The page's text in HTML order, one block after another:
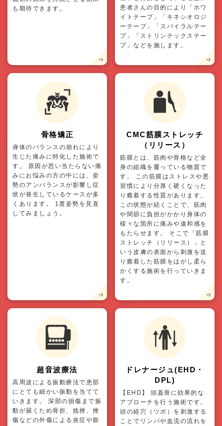
も期待できます。
患者さんの目的により「ホワ
イトテープ」「キネシオロジ
ーテープ」「スパイラルテー
プ」「ストリンテックステー
プ」などを施します。
骨格矯正
身体のバランスの崩れにより
生じた痛みに特化した施術で
す。 原因が思い当たらない痛
みにお悩みの方の中には、姿
勢のアンバランスが影響し症
状が発生しているケースが多
くあります。 1度姿勢を見直
してみましょう。
CMC筋膜ストレッチ
（リリース）
筋膜とは、筋肉や骨格など全
身の組織を覆っている物質で
す。 この筋膜はストレスや悪
習慣により分厚く硬くなった
り癒着する性質があります。
この状態が続くことで、筋肉
や関節に負担がかかり身体の
様々な箇所に痛みや違和感を
もたらせます。 そこで「筋膜
ストレッチ（リリース）」と
いう皮膚の表面から刺激を送
り癒着した筋膜をはがし柔ら
かくする施術を行っていきま
す。
超音波療法
高周波による振動療法で患部
にとても細かい振動を当てて
いきます。 深部の損傷まで振
動が届くため骨折、捻挫、挫
傷などの外傷による炎症や膨
ドレナージュ(EHD・
DPL)
【EHD】 頭蓋骨に効果的な
アプローチを行う施術です。
頭の経穴（ツボ）を刺激する
ことでリンパや血流の流れを